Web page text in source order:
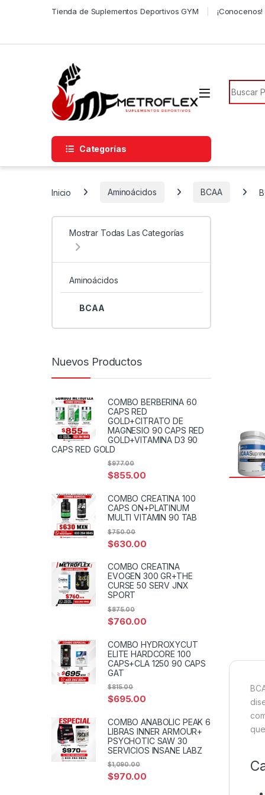
Tienda de Suplementos Deportivos GYM
Categorías
Inicio Aminoácidos BCAA
Mostrar Todas Las Categorías
Aminoácidos
BCAA
Nuevos Productos
COMBO BERBERINA 60
CAPS RED
GOLD+CITRATO DE
MAGNESIO 90 CAPS RED
GOLD+VITAMINA D3 90
CAPS RED GOLD
$855.00
$977.00
COMBO CREATINA 100
CAPS ON+PLATINUM
MULTI VITAMIN 90 TAB
$630.00
$750.00
COMBO CREATINA
EVOGEN 300 GR+THE
CURSE 50 SERV JNX
SPORT
$760.00
$875.00
COMBO HYDROXYCUT
ELITE HARDCORE 100
CAPS+CLA 1250 90 CAPS
GAT
$695.00
$815.00
COMBO ANABOLIC PEAK 6
LIBRAS INNER ARMOUR+
PSYCHOTIC SAW 30
SERVICIOS INSANE LABZ
$970.00
$1,090.00